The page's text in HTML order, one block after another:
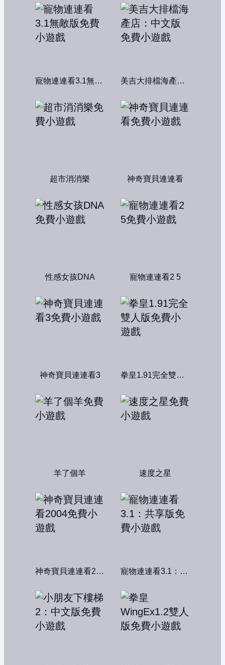
寵物連連看3.1無敵版 美吉大排檔海產店：中文版
超市消消樂 神奇寶貝連連看
性感女孩DNA 寵物連連看2 5
神奇寶貝連連看3 拳皇1.91完全雙人版
羊了個羊 速度之星
神奇寶貝連連看2004 寵物連連看3.1：共享版